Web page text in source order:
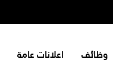
وظائف اعلانات عامة